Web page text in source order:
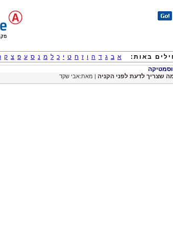
באות: א ב ג ד ה ו ז ח ט י כ ל מ נ ס ע פ צ ק
שצריך לדעת לפני הקניה | מאת:אבי שקד